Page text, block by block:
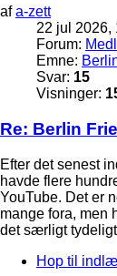
afa-zett
22 jul 2026,
Forum:
Emne:
Svar: 15
Visninger:
Re: Berlin
Efter det senest
havde flere
YouTube. Det er
mange fora, men
det særligt
Hop til